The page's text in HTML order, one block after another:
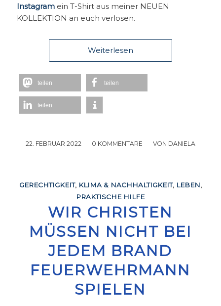
Instagramein T-Shirt aus meiner NEUEN
KOLLEKTION an euch verlosen.
Weiterlesen
teilen teilen
teilen
22. FEBRUAR 2022
/ 0 KOMMENTARE
/ VON DANIELA
GERECHTIGKEIT, KLIMA & NACHHALTIGKEIT, LEBEN,
PRAKTISCHE HILFE
WIR CHRISTEN
MÜSSEN NICHT BEI
JEDEM BRAND
FEUERWEHRMANN
SPIELEN